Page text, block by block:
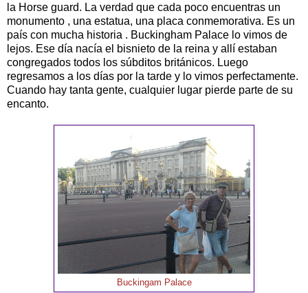
la Horse guard. La verdad que cada poco encuentras un
monumento , una estatua, una placa conmemorativa. Es un
país con mucha historia . Buckingham Palace lo vimos de
lejos. Ese día nacía el bisnieto de la reina y allí estaban
congregados todos los súbditos británicos. Luego
regresamos a los días por la tarde y lo vimos perfectamente.
Cuando hay tanta gente, cualquier lugar pierde parte de su
encanto.
Buckingam Palace